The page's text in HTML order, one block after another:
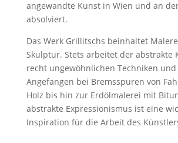
angewandte Kunst in Wien und an
absolviert.
Das Werk Grillitschs beinhaltet
Skulptur. Stets arbeitet der abstrakte
recht ungewöhnlichen Techniken
Angefangen bei Bremsspuren von
Holz bis hin zur Erdölmalerei mit
abstrakte Expressionismus ist eine
Inspiration für die Arbeit des